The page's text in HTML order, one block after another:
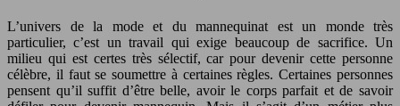
L’univers de la mode et du mannequinat est un monde très
particulier, c’est un travail qui exige beaucoup de sacrifice. Un
milieu qui est certes très sélectif, car pour devenir cette personne
célèbre, il faut se soumettre à certaines règles. Certaines personnes
pensent qu’il suffit d’être belle, avoir le corps parfait et de savoir